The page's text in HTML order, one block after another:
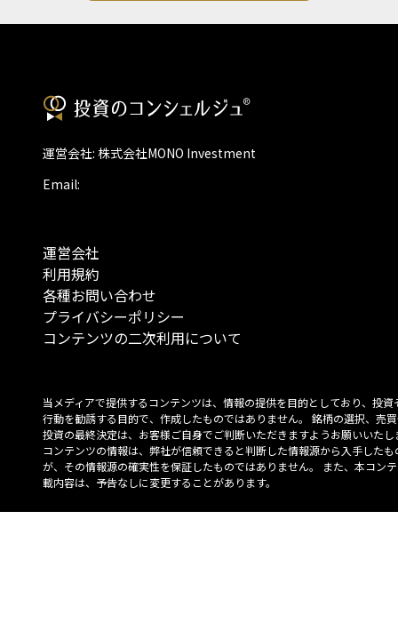
運営会社: 株式会社MONO Investment
Email:
運営会社
利用規約
各種お問い合わせ
プライバシーポリシー
コンテンツの二次利用について
当メディアで提供するコンテンツは、情報の提供を目的としており、投資
行動を勧誘する目的で、作成したものではありません。 銘柄の選択、売
投資の最終決定は、お客様ご自身でご判断いただきますようお願いいたし
コンテンツの情報は、弊社が信頼できると判断した情報源から入手したも
が、その情報源の確実性を保証したものではありません。 また、本コン
載内容は、予告なしに変更することがあります。